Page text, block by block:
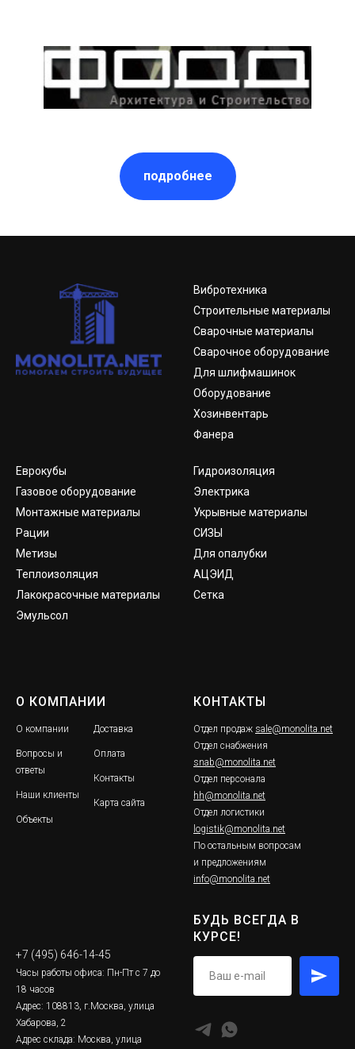
подробнее
Вибротехника
Строительные материалы
Сварочные материалы
Сварочное оборудование
Для шлифмашинок
Оборудование
Хозинвентарь
Фанера
Еврокубы
Газовое оборудование
Монтажные материалы
Рации
Метизы
Теплоизоляция
Лакокрасочные материалы
Эмульсол
Гидроизоляция
Электрика
Укрывные материалы
СИЗЫ
Для опалубки
АЦЭИД
Сетка
О КОМПАНИИ
О компании
Вопросы и
ответы
Наши клиенты
Объекты
Доставка
Оплата
Контакты
Карта сайта
КОНТАКТЫ
Отдел продаж sale@monolita.net
Отдел снабжения
snab@monolita.net
Отдел персонала
hh@monolita.net
Отдел логистики
logistik@monolita.net
По остальным вопросам
и предложениям
info@monolita.net
+7 (495) 646-14-45
Часы работы офиса: Пн-Пт с 7 до
18 часов
Адрес: 108813, г.Москва, улица
Хабарова, 2
Адрес склада: Москва, улица
БУДЬ ВСЕГДА В
КУРСЕ!